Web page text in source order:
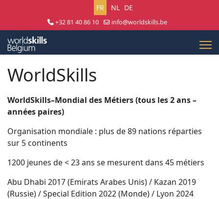
Sélectionnez votre langue
FR NL DE
+32 81 40 86 10
info@worldskills.be
WorldSkills
WorldSkills–Mondial des Métiers (tous les 2 ans –
années paires)
Organisation mondiale : plus de 89 nations réparties
sur 5 continents
1200 jeunes de < 23 ans se mesurent dans 45 métiers
Abu Dhabi 2017 (Emirats Arabes Unis) / Kazan 2019
(Russie) / Special Edition 2022 (Monde) / Lyon 2024